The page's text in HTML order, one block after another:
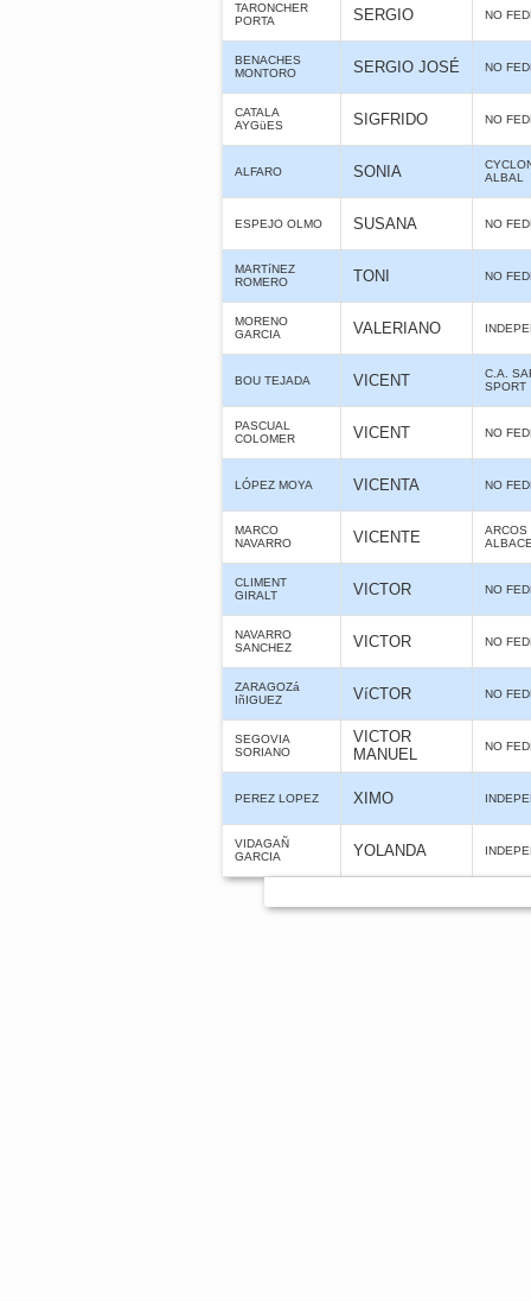
TARONCHER
PORTA
SERGIO NO
BENACHES
MONTORO
SERGIO JOSÉ NO
CATALA
AYGüES
SIGFRIDO NO
ALFARO SONIA
ALBAL
ESPEJO OLMO SUSANA NO
MARTíNEZ
ROMERO
TONI NO
MORENO
GARCIA
VALERIANO
BOU TEJADA VICENT
C.A.
SPORT
PASCUAL
COLOMER
VICENT NO
LÓPEZ MOYA VICENTA NO
MARCO
NAVARRO
VICENTE
ARCOS
CLIMENT
GIRALT
VICTOR NO
NAVARRO
SANCHEZ
VICTOR NO
ZARAGOZá
IñIGUEZ
VíCTOR NO
SEGOVIA
SORIANO
VICTOR
MANUEL
NO
PEREZ LOPEZ XIMO
VIDAGAÑ
GARCIA
YOLANDA